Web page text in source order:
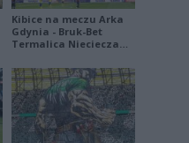
Kibice na meczu Arka
Gdynia - Bruk-Bet
Termalica Nieciecza